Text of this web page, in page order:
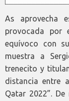
As aprovecha
provocada por
equívoco con
muestra a
trenecito y
distancia entre
Qatar 2022”.